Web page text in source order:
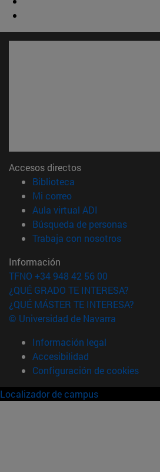
Accesos directos
Biblioteca
Mi correo(abre en nueva
Aula virtual ADI
Búsqueda de personas(abre
Trabaja con nosotros(abre en
Información
TFNO +34 948 42 56 00
¿QUÉ GRADO TE INTERESA?
¿QUÉ MÁSTER TE INTERESA?
© Universidad de Navarra
Información legal
Accesibilidad
Configuración de cookies
Localizador de campus